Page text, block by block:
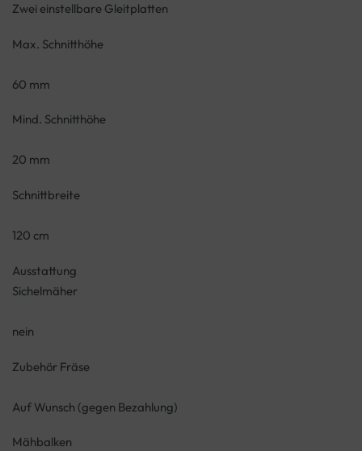
Zwei einstellbare Gleitplatten
Max. Schnitthöhe
60 mm
Mind. Schnitthöhe
20 mm
Schnittbreite
120 cm
Ausstattung
Sichelmäher
nein
Zubehör Fräse
Auf Wunsch (gegen Bezahlung)
Mähbalken